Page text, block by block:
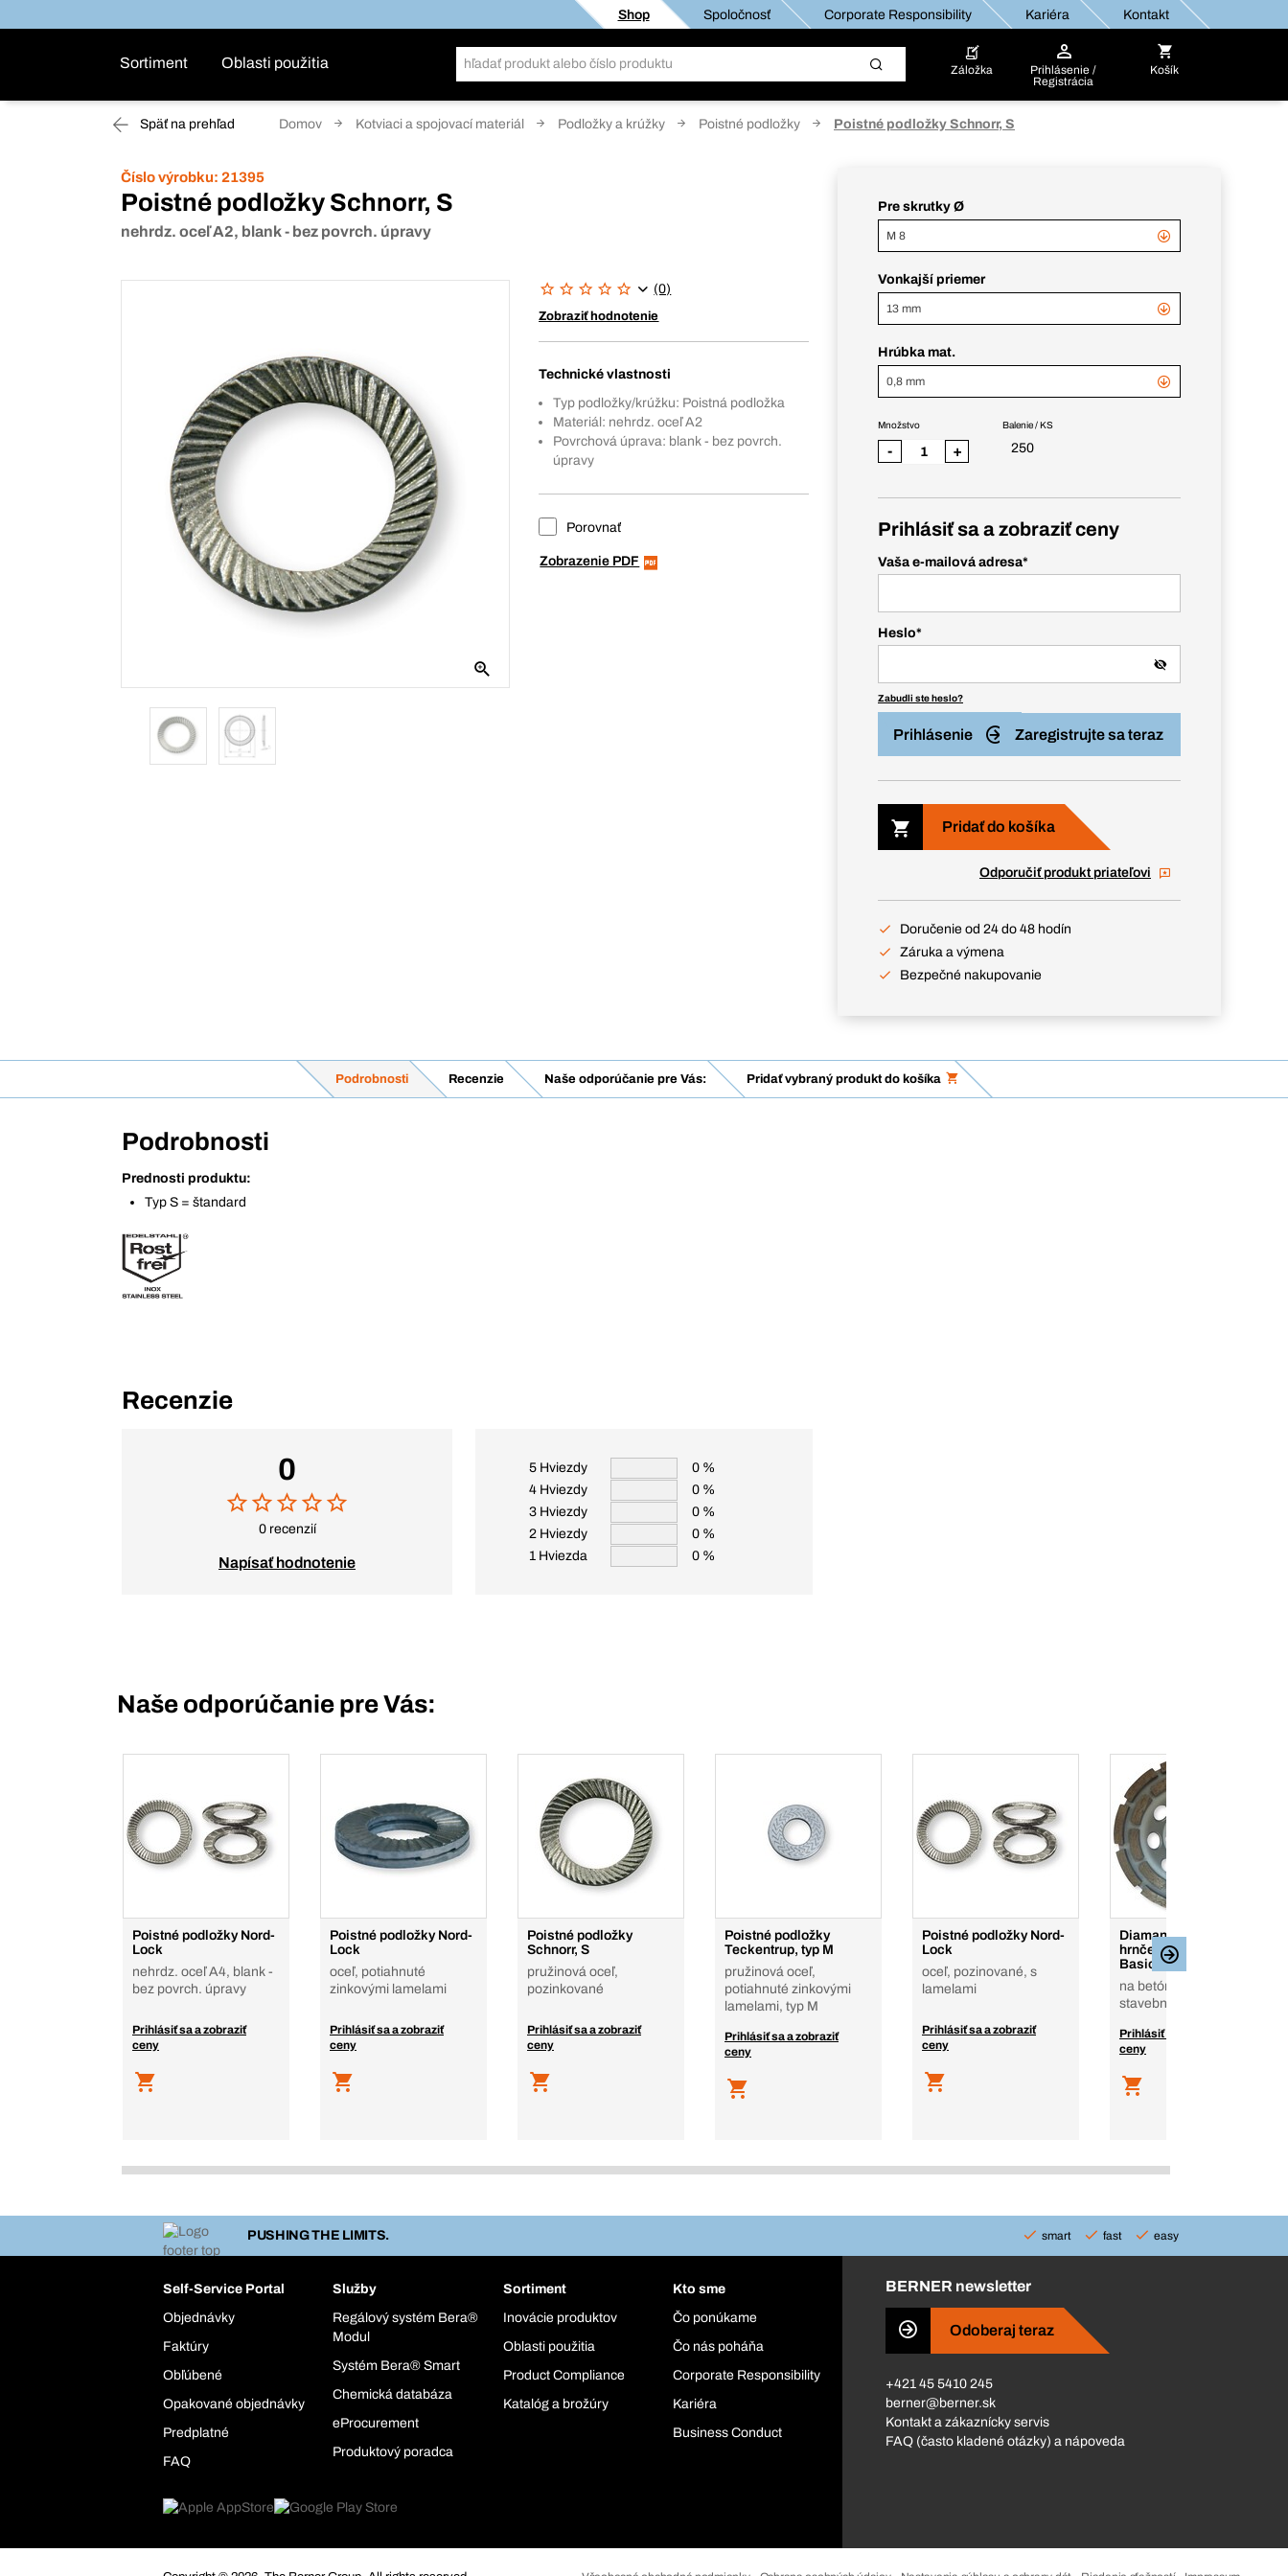
Shop Spoločnosť Corporate Responsibility Kariéra Kontakt
Sortiment Oblasti použitia Záložka
Prihlásenie /
Registrácia
Košík
Späť na prehľad Domov Kotviaci a spojovací materiál Podložky a krúžky Poistné podložky Poistné podložky Schnorr, S
Číslo výrobku: 21395
Poistné podložky Schnorr, S
nehrdz. oceľ A2, blank - bez povrch. úpravy
(0)
Zobraziť hodnotenie
Technické vlastnosti
Typ podložky/krúžku: Poistná podložka
Materiál: nehrdz. oceľ A2
Povrchová úprava: blank - bez povrch.
úpravy
Porovnať
Zobrazenie PDF
Pre skrutky Ø
M 8
Vonkajší priemer
13 mm
Hrúbka mat.
0,8 mm
Balenie / KS
250
Množstvo
- +
Prihlásiť sa a zobraziť ceny
Vaša e-mailová adresa*
Heslo*
Zabudli ste heslo?
Prihlásenie Zaregistrujte sa teraz
Pridať do košíka
Odporučiť produkt priateľovi
Doručenie od 24 do 48 hodín
Záruka a výmena
Bezpečné nakupovanie
Podrobnosti Recenzie Naše odporúčanie pre Vás: Pridať vybraný produkt do košíka
Podrobnosti
Prednosti produktu:
Typ S = štandard
Recenzie
0
0 recenzií
Napísať hodnotenie
5 Hviezdy
0 %
4 Hviezdy
0 %
3 Hviezdy
0 %
2 Hviezdy
0 %
1 Hviezda
0 %
Naše odporúčanie pre Vás:
Poistné podložky Nord-
Lock
nehrdz. oceľ A4, blank -
bez povrch. úpravy
Prihlásiť sa a zobraziť
ceny
Poistné podložky Nord-
Lock
oceľ, potiahnuté
zinkovými lamelami
Prihlásiť sa a zobraziť
ceny
Poistné podložky
Schnorr, S
pružinová oceľ,
pozinkované
Prihlásiť sa a zobraziť
ceny
Poistné podložky
Teckentrup, typ M
pružinová oceľ,
potiahnuté zinkovými
lamelami, typ M
Prihlásiť sa a zobraziť
ceny
Poistné podložky Nord-
Lock
oceľ, pozinované, s
lamelami
Prihlásiť sa a zobraziť
ceny
Diamantový brúsny
hrnček SPECIALline
Basic Standard
na betón, potery,
stavebné materiály
Prihlásiť sa a zobraziť
ceny
PUSHING THE LIMITS. smart fast easy
Self-Service Portal
Objednávky
Faktúry
Obľúbené
Opakované objednávky
Predplatné
FAQ
Služby
Regálový systém Bera®
Modul
Systém Bera® Smart
Chemická databáza
eProcurement
Produktový poradca
Sortiment
Inovácie produktov
Oblasti použitia
Product Compliance
Katalóg a brožúry
Kto sme
Čo ponúkame
Čo nás poháňa
Corporate Responsibility
Kariéra
Business Conduct
BERNER newsletter
Odoberaj teraz
+421 45 5410 245
berner@berner.sk
Kontakt a zákaznícky servis
FAQ (často kladené otázky) a nápoveda